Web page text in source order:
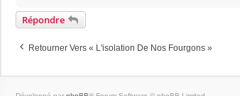
Répondre
Retourner Vers « L'isolation De Nos Fourgons »